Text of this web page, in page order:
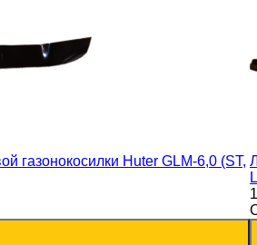
газонокосилки Huter GLM-6,0 (ST,